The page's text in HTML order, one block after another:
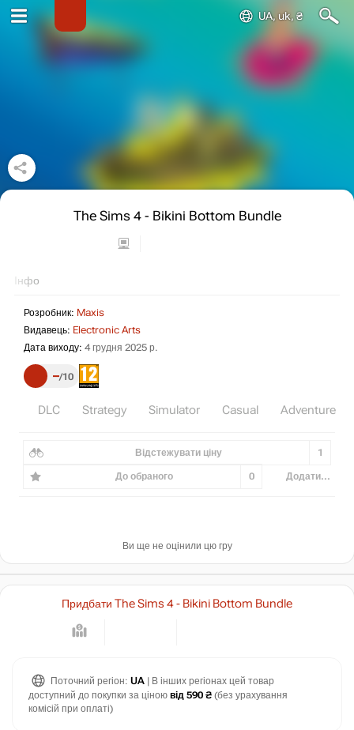
UA, uk, ₴
The Sims 4 - Bikini Bottom Bundle
Інфо
Розробник: Maxis
Видавець: Electronic Arts
Дата виходу: 4 грудня 2025 р.
– 10
DLC Strategy Simulator Casual Adventure
Відстежувати ціну 1
До обраного 0 Додати...
Ви ще не оцінили цю гру
Придбати The Sims 4 - Bikini Bottom Bundle
Поточний регіон: UA | В інших регіонах цей товар
доступний до покупки за ціною від 590 ₴ (без урахування
комісій при оплаті)